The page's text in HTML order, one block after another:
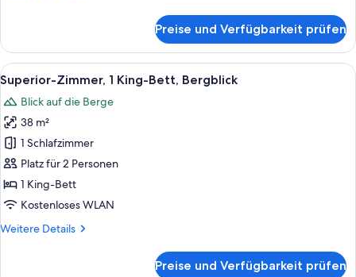
Doppelzimmer,
1 King-
Bett,
Meerblick
Preise und Verfügbarkeit prüfen
Alle
Fotos
für
Superior-
Zimmer,
1 King-
Bett,
Bergblick
Ein modernes Wohnzimmer mit
7
Superior-Zimmer, 1 King-Bett, Bergblick
Blick auf die Berge
38 m²
1 Schlafzimmer
Platz für 2 Personen
1 King-Bett
Kostenloses WLAN
Weitere Details
Weitere
Preise und Verfügbarkeit prüfen